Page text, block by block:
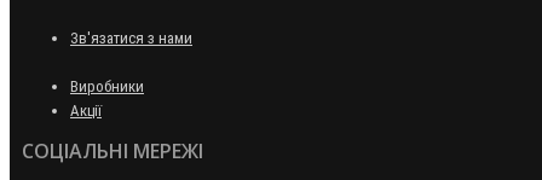
Зв'язатися з нами
Виробники
Акції
СОЦІАЛЬНІ МЕРЕЖІ